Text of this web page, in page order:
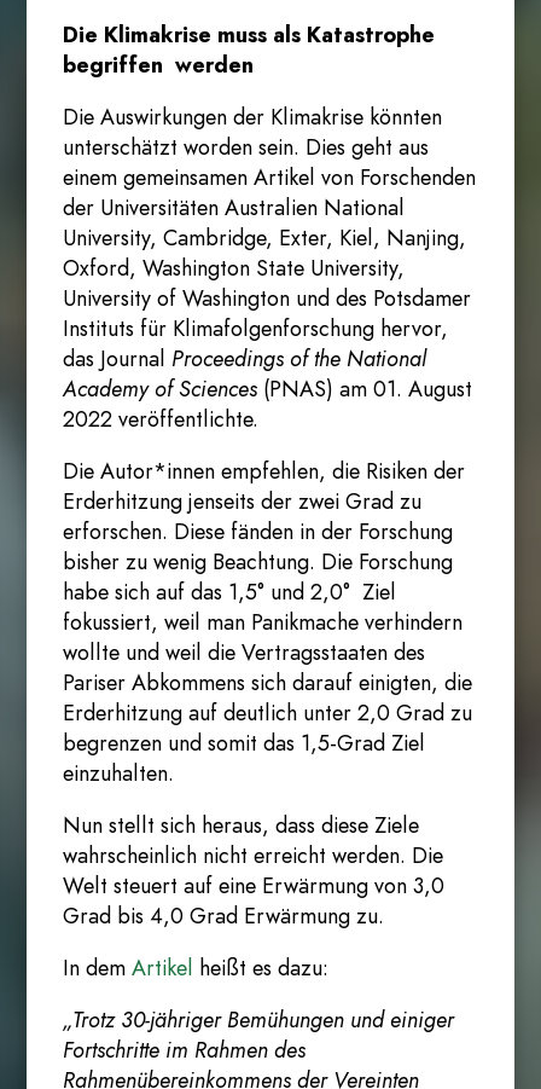
Die Klimakrise muss als Katastrophe
begriffen werden
Die Auswirkungen der Klimakrise könnten
unterschätzt worden sein. Dies geht aus
einem gemeinsamen Artikel von Forschenden
der Universitäten Australien National
University, Cambridge, Exter, Kiel, Nanjing,
Oxford, Washington State University,
University of Washington und des Potsdamer
Instituts für Klimafolgenforschung hervor,
das Journal Proceedings of the National
Academy of Sciences (PNAS) am 01. August
2022 veröffentlichte.
Die Autor*innen empfehlen, die Risiken der
Erderhitzung jenseits der zwei Grad zu
erforschen. Diese fänden in der Forschung
bisher zu wenig Beachtung. Die Forschung
habe sich auf das 1,5° und 2,0° Ziel
fokussiert, weil man Panikmache verhindern
wollte und weil die Vertragsstaaten des
Pariser Abkommens sich darauf einigten, die
Erderhitzung auf deutlich unter 2,0 Grad zu
begrenzen und somit das 1,5-Grad Ziel
einzuhalten.
Nun stellt sich heraus, dass diese Ziele
wahrscheinlich nicht erreicht werden. Die
Welt steuert auf eine Erwärmung von 3,0
Grad bis 4,0 Grad Erwärmung zu.
In demArtikel heißt es dazu:
„Trotz 30-jähriger Bemühungen und einiger
Fortschritte im Rahmen des
Rahmenübereinkommens der Vereinten